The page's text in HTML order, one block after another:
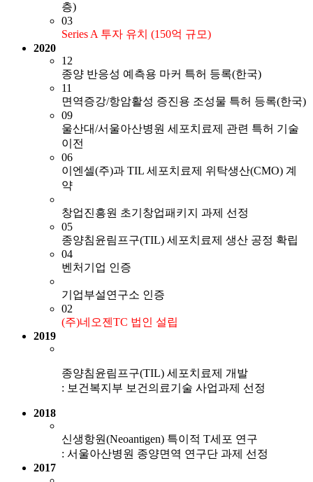
층)
03
Series A 투자 유치 (150억 규모)
2020
12
종양 반응성 예측용 마커 특허 등록(한국)
11
면역증강/항암활성 증진용 조성물 특허 등록(한국)
09
울산대/서울아산병원 세포치료제 관련 특허 기술
이전
06
이엔셀(주)과 TIL 세포치료제 위탁생산(CMO) 계
약
창업진흥원 초기창업패키지 과제 선정
05
종양침윤림프구(TIL) 세포치료제 생산 공정 확립
04
벤처기업 인증
기업부설연구소 인증
02
(주)네오젠TC 법인 설립
2019
종양침윤림프구(TIL) 세포치료제 개발
: 보건복지부 보건의료기술 사업과제 선정
2018
신생항원(Neoantigen) 특이적 T세포 연구
: 서울아산병원 종양면역 연구단 과제 선정
2017